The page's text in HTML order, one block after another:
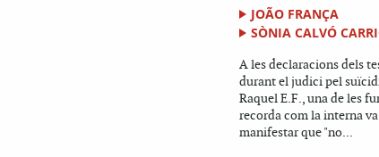
JOÃO FRANÇA
SÒNIA CALVÓ
A les declaracions dels
durant el judici pel
Raquel E.F., una de les
recorda com la interna va
manifestar que "no...